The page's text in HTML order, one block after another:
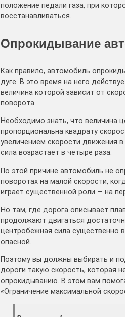
положение педали газа, при
восстанавливаться.
Опрокидывание
Как правило, автомобиль
дуге. В это время на него
величина которой зависит от
поворота.
Необходимо знать, что величина
пропорциональна квадрату
увеличением скорости движения
сила возрастает в четыре раза.
По этой причине автомобиль не
поворотах на малой скорости,
играет существенной роли — на
Но там, где дорога описывает
продолжают двигаться
центробежная сила существенно
опасной.
Поэтому вы должны выбирать и
дороги такую скорость, которая
опрокидыванию. В этом вам
«Ограничение максимальной